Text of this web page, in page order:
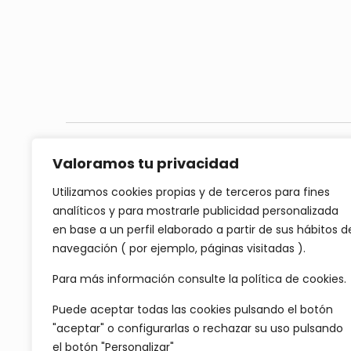
Valoramos tu privacidad
Utilizamos cookies propias y de terceros para fines
analíticos y para mostrarle publicidad personalizada
en base a un perfil elaborado a partir de sus hábitos
navegación ( por ejemplo, páginas visitadas ).
Para más información consulte la política de cookies.
Puede aceptar todas las cookies pulsando el botón
"aceptar" o configurarlas o rechazar su uso pulsando
el botón "Personalizar"
Día anterior